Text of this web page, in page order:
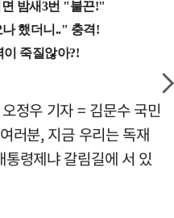
정우 기자 = 김문수 국민
러분, 지금 우리는 독재
령제냐 갈림길에 서 있